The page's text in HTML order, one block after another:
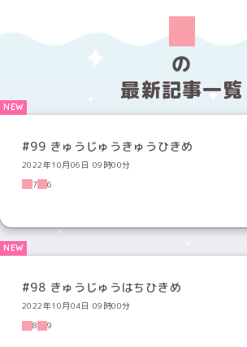
の
最新記事一覧
#99 きゅうじゅうきゅうひきめ
2022年10月06日 09時00分
7
6
#98 きゅうじゅうはちひきめ
2022年10月04日 09時00分
8
9